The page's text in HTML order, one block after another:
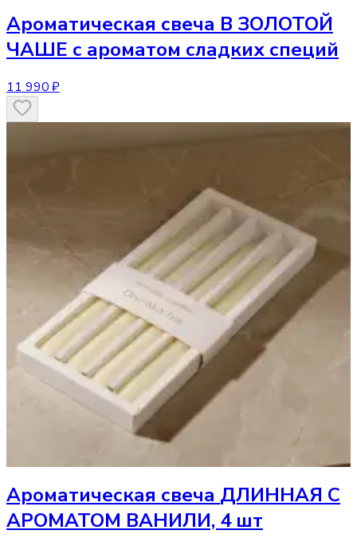
Ароматическая свеча В ЗОЛОТОЙ
ЧАШЕ с ароматом сладких специй
11 990 ₽
Ароматическая свеча ДЛИННАЯ С
АРОМАТОМ ВАНИЛИ, 4 шт